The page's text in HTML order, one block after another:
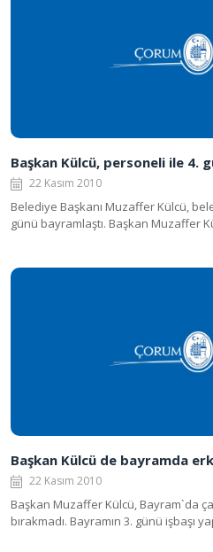
Başkan Külcü, personeli ile 4.
22 Kasım 2010
Belediye Başkanı Muzaffer Külcü,
günü bayramlaştı. Başkan Muzaffer
Başkan Külcü de bayramda
22 Kasım 2010
Başkan Muzaffer Külcü, Bayram`da
bırakmadı. Bayramın 3. günü işbaşı